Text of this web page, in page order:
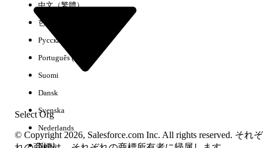
Select Org
中文（繁體）
한국어
Русский
Português (Brasil)
Suomi
Dansk
Svenska
Nederlands
Norsk
© Copyright 2026, Salesforce.com Inc. All rights reserved. それぞ